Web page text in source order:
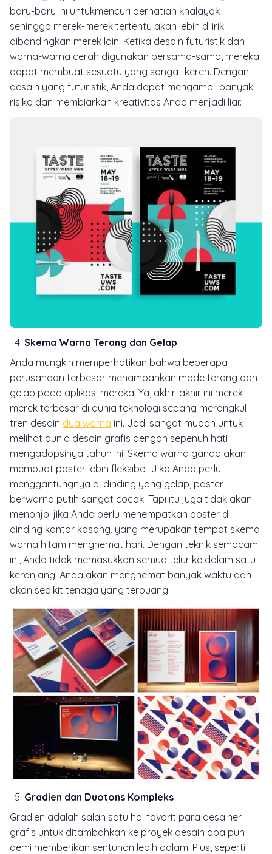
baru-baru ini untukmencuri perhatian khalayak
sehingga merek-merek tertentu akan lebih dilirik
dibandingkan merek lain. Ketika desain futuristik dan
warna-warna cerah digunakan bersama-sama, mereka
dapat membuat sesuatu yang sangat keren. Dengan
desain yang futuristik, Anda dapat mengambil banyak
risiko dan membiarkan kreativitas Anda menjadi liar.
Skema Warna Terang dan Gelap
Anda mungkin memperhatikan bahwa beberapa
perusahaan terbesar menambahkan mode terang dan
gelap pada aplikasi mereka. Ya, akhir-akhir ini merek-
merek terbesar di dunia teknologi sedang merangkul
tren desain dua warna ini. Jadi sangat mudah untuk
melihat dunia desain grafis dengan sepenuh hati
mengadopsinya tahun ini. Skema warna ganda akan
membuat poster lebih fleksibel. Jika Anda perlu
menggantungnya di dinding yang gelap, poster
berwarna putih sangat cocok. Tapi itu juga tidak akan
menonjol jika Anda perlu menempatkan poster di
dinding kantor kosong, yang merupakan tempat skema
warna hitam menghemat hari. Dengan teknik semacam
ini, Anda tidak memasukkan semua telur ke dalam satu
keranjang. Anda akan menghemat banyak waktu dan
akan sedikit tenaga yang terbuang.
Gradien dan Duotons Kompleks
Gradien adalah salah satu hal favorit para desainer
grafis untuk ditambahkan ke proyek desain apa pun
demi memberikan sentuhan lebih dalam. Plus, seperti